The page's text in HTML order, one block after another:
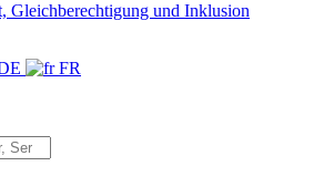
Gleichberechtigung und Inklusion
FR